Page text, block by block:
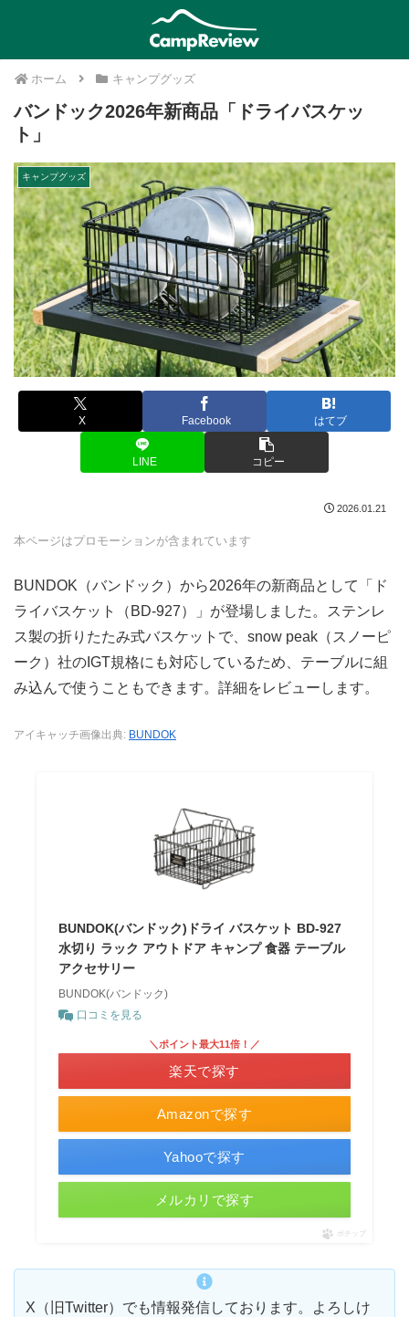
ホーム キャンプグッズ
バンドック2026年新商品「ドライバスケッ
ト」
キャンプグッズ
X Facebook はてブ
LINE コピー
2026.01.21
本ページはプロモーションが含まれています
BUNDOK（バンドック）から2026年の新商品として「ド
ライバスケット（BD-927）」が登場しました。ステンレ
ス製の折りたたみ式バスケットで、snow peak（スノーピ
ーク）社のIGT規格にも対応しているため、テーブルに組
み込んで使うこともできます。詳細をレビューします。
アイキャッチ画像出典: BUNDOK
BUNDOK(バンドック)ドライ バスケット BD-927
水切り ラック アウトドア キャンプ 食器 テーブル
アクセサリー
BUNDOK(バンドック)
口コミを見る
Amazonで探す
＼ポイント最大11倍！／
楽天で探す
Yahooで探す
メルカリで探す
ポチップ
X（旧Twitter）でも情報発信しております。よろしけ